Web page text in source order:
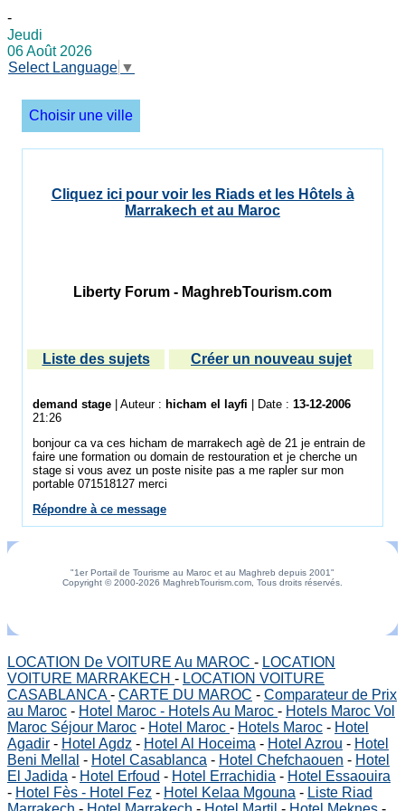
-
Jeudi
06 Août 2026
Select Language ▼
Choisir une ville
Cliquez ici pour voir les Riads et les Hôtels à
Marrakech et au Maroc
Liberty Forum - MaghrebTourism.com
Liste des sujets Créer un nouveau sujet
demand stage | Auteur : hicham el layfi | Date : 13-12-2006
21:26
bonjour ca va ces hicham de marrakech agè de 21 je entrain de
faire une formation ou domain de restouration et je cherche un
stage si vous avez un poste nisite pas a me rapler sur mon
portable 071518127 merci
Répondre à ce message
"1er Portail de Tourisme au Maroc et au Maghreb depuis 2001"
Copyright © 2000-2026 MaghrebTourism.com, Tous droits réservés.
LOCATION De VOITURE Au MAROC - LOCATION
VOITURE MARRAKECH - LOCATION VOITURE
CASABLANCA- CARTE DU MAROC - Comparateur de Prix
au Maroc - Hotel Maroc - Hotels Au Maroc - Hotels Maroc Vol
Maroc Séjour Maroc - Hotel Maroc - Hotels Maroc - Hotel
Agadir - Hotel Agdz - Hotel Al Hoceima - Hotel Azrou - Hotel
Beni Mellal - Hotel Casablanca - Hotel Chefchaouen - Hotel
El Jadida - Hotel Erfoud - Hotel Errachidia - Hotel Essaouira
- Hotel Fès - Hotel Fez - Hotel Kelaa Mgouna - Liste Riad